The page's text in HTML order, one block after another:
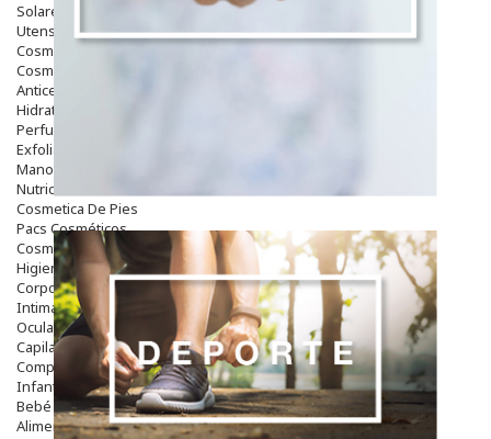
Solares
Utensilios
Cosmética Capilar
Cosmética Corporal
Anticelulíticos
Hidratantes Corporales
Perfumes Y Colonias
Exfoliantes Corporales
Manos Y Uñas
Nutricosmética
Cosmetica De Pies
Pacs Cosméticos
Cosmetica Facial Piel Sensible
Higiene
Corporal
Intima
Ocular
Capilar
Complementos
Infantil
Bebé
Alimentación Y Complementos